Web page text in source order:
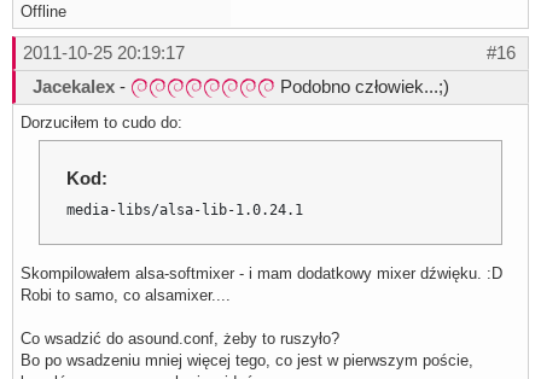
Offline
#16
2011-10-25 20:19:17
Jacekalex - Podobno człowiek...;)
Dorzuciłem to cudo do:
Kod:
media-libs/alsa-lib-1.0.24.1
Skompilowałem alsa-softmixer - i mam dodatkowy mixer dźwięku. :D
Robi to samo, co alsamixer....
Co wsadzić do asound.conf, żeby to ruszyło?
Bo po wsadzeniu mniej więcej tego, co jest w pierwszym poście,